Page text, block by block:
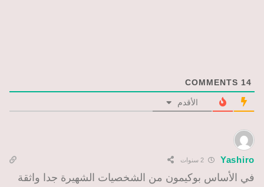
14
الأقدم
Yashiro
في الأساس بوكيمون من الشخصيات الشهيرة جدا واثقة